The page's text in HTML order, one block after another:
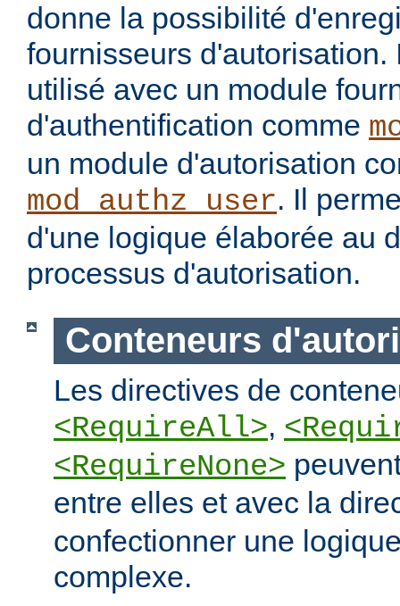
donne la possibilité
fournisseurs d'autorisation.
utilisé avec un module
d'authentification comme
un module d'autorisation
mod_authz_user. Il
d'une logique élaborée au
processus d'autorisation.
Conteneurs
Les directives de
<RequireAll>,
<RequireNone>
entre elles et avec la
confectionner une
complexe.